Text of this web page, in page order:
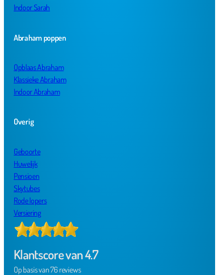
Indoor Sarah
Abraham poppen
Opblaas Abraham
Klassieke Abraham
Indoor Abraham
Overig
Geboorte
Huwelijk
Pensioen
Skytubes
Rode lopers
Versiering
Klantscore van 4.7
Op basis van 76 reviews